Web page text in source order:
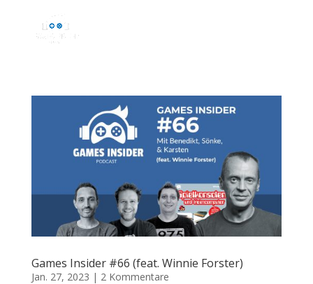
Games Insider #66 (feat. Winnie Forster)
Jan. 27, 2023 | 2 Kommentare